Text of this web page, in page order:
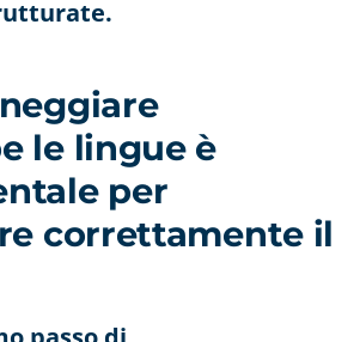
le lingue è
per
correttamente il